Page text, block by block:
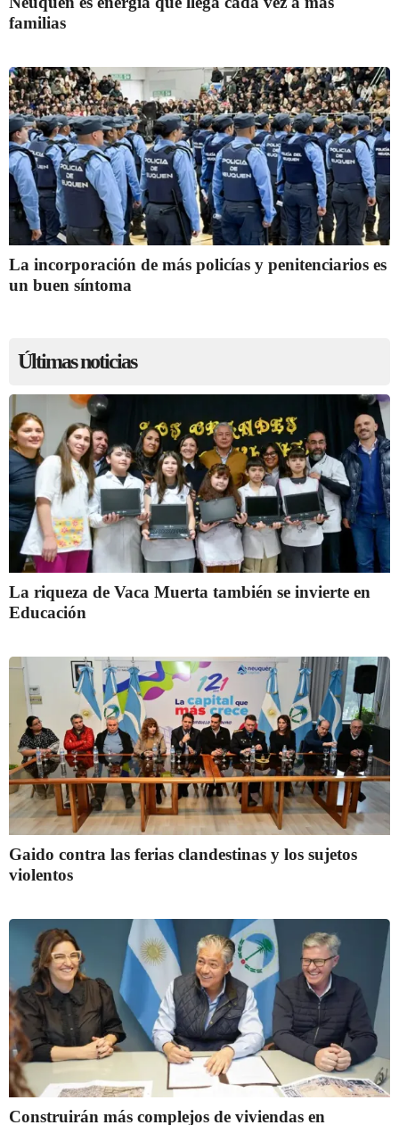
familias
La incorporación de más policías y penitenciarios es
un buen síntoma
Últimas noticias
La riqueza de Vaca Muerta también se invierte en
Educación
Gaido contra las ferias clandestinas y los sujetos
violentos
Construirán más complejos de viviendas en